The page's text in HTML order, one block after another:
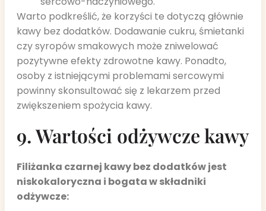
Warto podkreślić, że korzyści te dotyczą głównie
kawy bez dodatków. Dodawanie cukru, śmietanki
czy syropów smakowych może zniwelować
pozytywne efekty zdrowotne kawy. Ponadto,
osoby z istniejącymi problemami sercowymi
powinny skonsultować się z lekarzem przed
zwiększeniem spożycia kawy.
9. Wartości odżywcze kawy
Filiżanka czarnej kawy bez dodatków jest
niskokaloryczna i bogata w składniki
odżywcze: